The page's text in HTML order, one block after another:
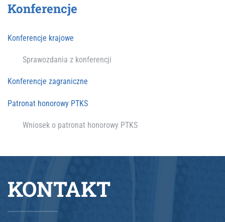
Konferencje
Konferencje krajowe
Sprawozdania z konferencji
Konferencje zagraniczne
Patronat honorowy PTKS
Wniosek o patronat honorowy PTKS
KONTAKT